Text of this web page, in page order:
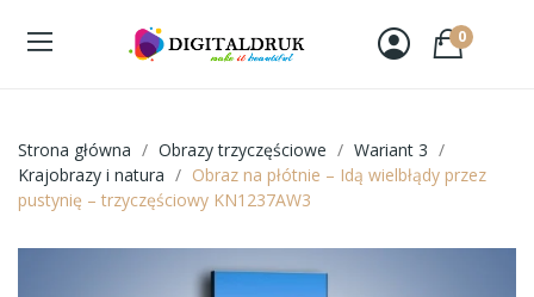
0
Strona główna Obrazy trzyczęściowe
Wariant 3
Krajobrazy i natura
Obraz na płótnie – Idą wielbłądy przez
pustynię – trzyczęściowy KN1237AW3